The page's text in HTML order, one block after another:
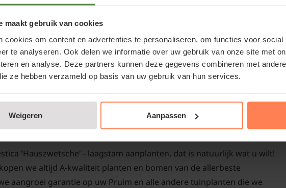
maakt gebruik van cookies
cookies om content en advertenties te personaliseren, om functies voor social
te analyseren. Ook delen we informatie over uw gebruik van onze site met
en analyse. Deze partners kunnen deze gegevens combineren met
ze hebben verzameld op basis van uw gebruik van hun services.
Weigeren Aanpassen
cm van de hoofdtak
overblijven worden
jaren de bloemen die
snoeien van een
Bomen van
kan omdat we al
herfst, winter, lente
'Hauszwetsche' - laagstam kopen of Pruim
u een Pruim bij een betrouwbare partij. Naast de webshop is er ook
u kunt ons echt bezoeken.
'Hauszwetsche' - laagstam aanplanten, dat is natuurlijk wat u wilt!
we altijd A-kwaliteit planten en bomen van de allerbeste
aangroei garantie op uw Pruim en alle andere tuinplanten die we